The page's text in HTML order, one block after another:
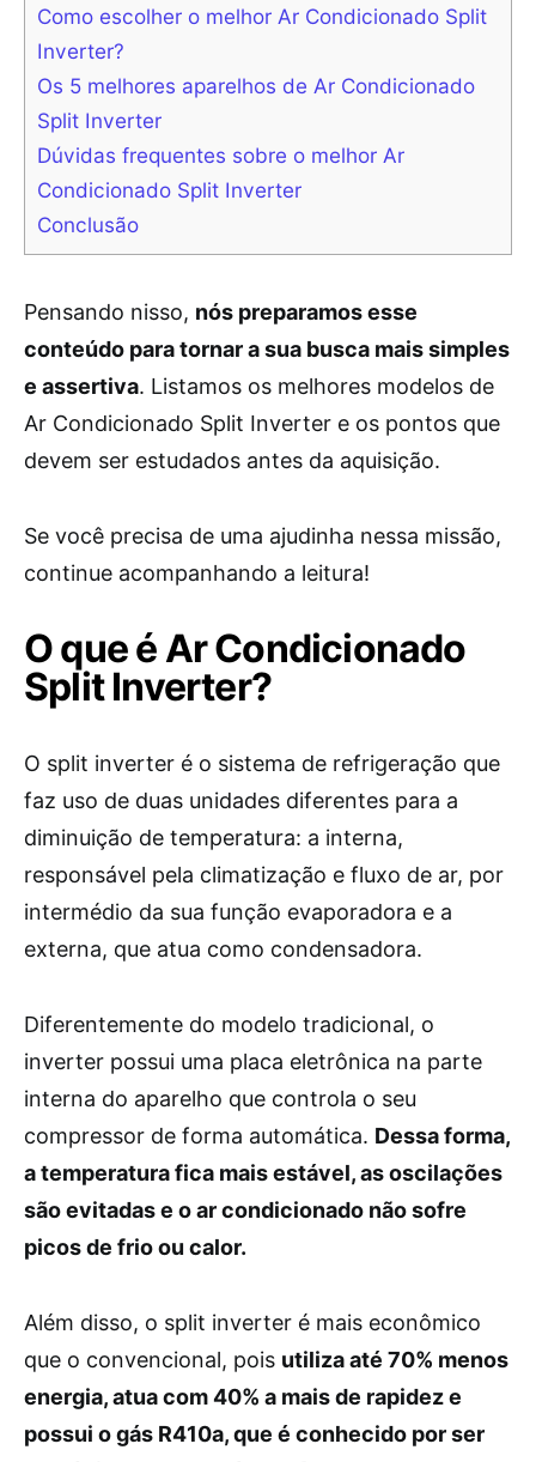
Como escolher o melhor Ar Condicionado Split
Inverter?
Os 5 melhores aparelhos de Ar Condicionado
Split Inverter
Dúvidas frequentes sobre o melhor Ar
Condicionado Split Inverter
Conclusão
Pensando nisso, nós preparamos esse
conteúdo para tornar a sua busca mais simples
e assertiva. Listamos os melhores modelos de
Ar Condicionado Split Inverter e os pontos que
devem ser estudados antes da aquisição.
Se você precisa de uma ajudinha nessa missão,
continue acompanhando a leitura!
O que é Ar Condicionado
Split Inverter?
O split inverter é o sistema de refrigeração que
faz uso de duas unidades diferentes para a
diminuição de temperatura: a interna,
responsável pela climatização e fluxo de ar, por
intermédio da sua função evaporadora e a
externa, que atua como condensadora.
Diferentemente do modelo tradicional, o
inverter possui uma placa eletrônica na parte
interna do aparelho que controla o seu
compressor de forma automática. Dessa forma,
a temperatura fica mais estável, as oscilações
são evitadas e o ar condicionado não sofre
picos de frio ou calor.
Além disso, o split inverter é mais econômico
que o convencional, pois utiliza até 70% menos
energia, atua com 40% a mais de rapidez e
possui o gás R410a, que é conhecido por ser